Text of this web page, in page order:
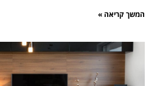
המשך קריאה »